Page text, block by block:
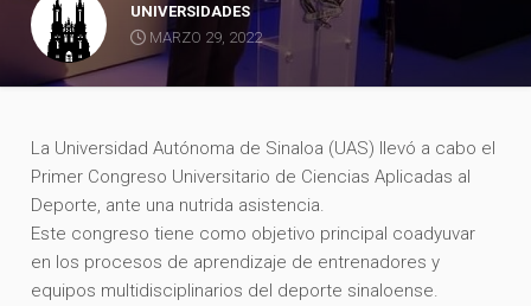
UNIVERSIDADES
MARZO 29, 2022
La Universidad Autónoma de Sinaloa (UAS) llevó a cabo el
Primer Congreso Universitario de Ciencias Aplicadas al
Deporte, ante una nutrida asistencia.
Este congreso tiene como objetivo principal coadyuvar
en los procesos de aprendizaje de entrenadores y
equipos multidisciplinarios del deporte sinaloense.